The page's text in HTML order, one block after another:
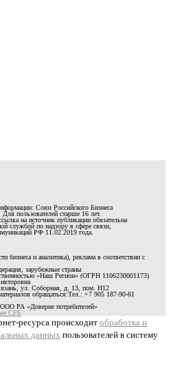
Союз Российского Бизнеса
пользователей старше 16 лет.
на источник публикации обязательна
службой по надзору в сфере связи,
РФ 11.02.2019 года.
бизнеса и аналитика), реклама в соответствии с
зарубежные страны
«Наш Регион» (ОГРН 1106230001173)
ул. Соборная, д. 13, пом. Н12
обращаться:Тел.: +7 905 187-90-61
РА «Доверие потребителей»
СРБ
ресурса происходит обработка и
данных пользователей в систему